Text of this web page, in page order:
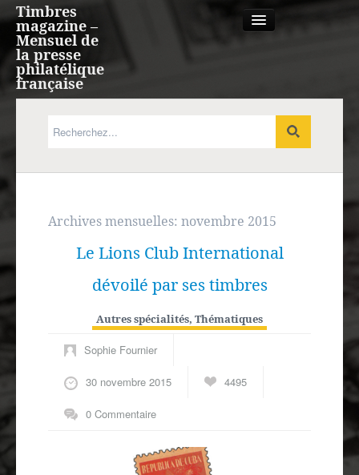
Timbres
magazine –
Mensuel de
la presse
philatélique
française
Expression française
Autres spécialités
Archives mensuelles: novembre 2015
Le Lions Club International
dévoilé par ses timbres
Autres spécialités, Thématiques
Sophie Fournier
30 novembre 2015 4495
0 Commentaire